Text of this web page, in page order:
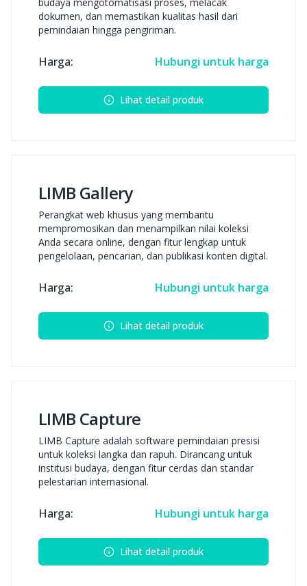
dokumen, dan memastikan kualitas hasil dari
pemindaian hingga pengiriman.
Harga: Hubungi untuk harga
Lihat detail produk
LIMB Gallery
Perangkat web khusus yang membantu
mempromosikan dan menampilkan nilai koleksi
Anda secara online, dengan fitur lengkap untuk
pengelolaan, pencarian, dan publikasi konten digital.
Harga: Hubungi untuk harga
Lihat detail produk
LIMB Capture
LIMB Capture adalah software pemindaian presisi
untuk koleksi langka dan rapuh. Dirancang untuk
institusi budaya, dengan fitur cerdas dan standar
pelestarian internasional.
Harga: Hubungi untuk harga
Lihat detail produk